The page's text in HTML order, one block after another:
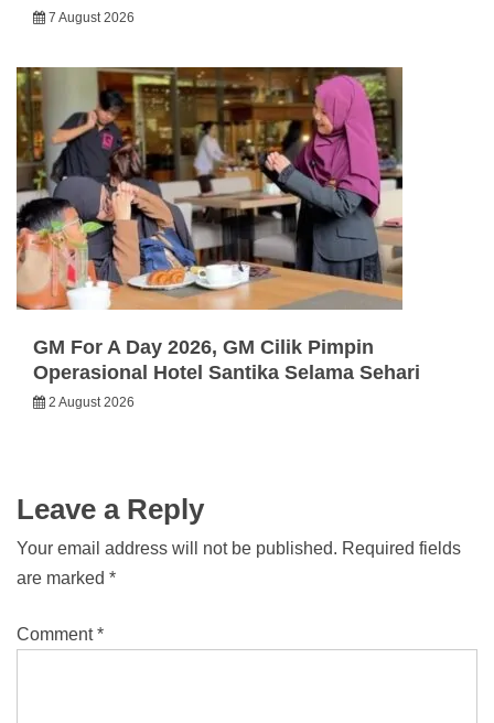
7 August 2026
GM For A Day 2026, GM Cilik Pimpin
Operasional Hotel Santika Selama Sehari
2 August 2026
Leave a Reply
Your email address will not be published. Required fields
are marked *
Comment*